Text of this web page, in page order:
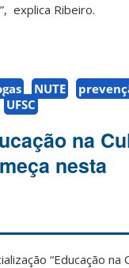
explica Ribeiro.
NUTE
UFSC
na
nesta
“Educação na